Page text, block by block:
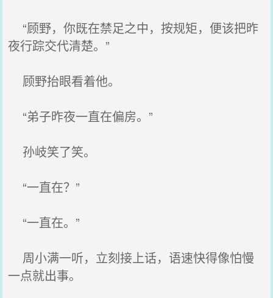
“顾野，你既在禁足之中，按规矩，便该把昨
夜行踪交代清楚。”
顾野抬眼看着他。
“弟子昨夜一直在偏房。”
孙岐笑了笑。
“一直在？”
“一直在。”
周小满一听，立刻接上话，语速快得像怕慢
一点就出事。